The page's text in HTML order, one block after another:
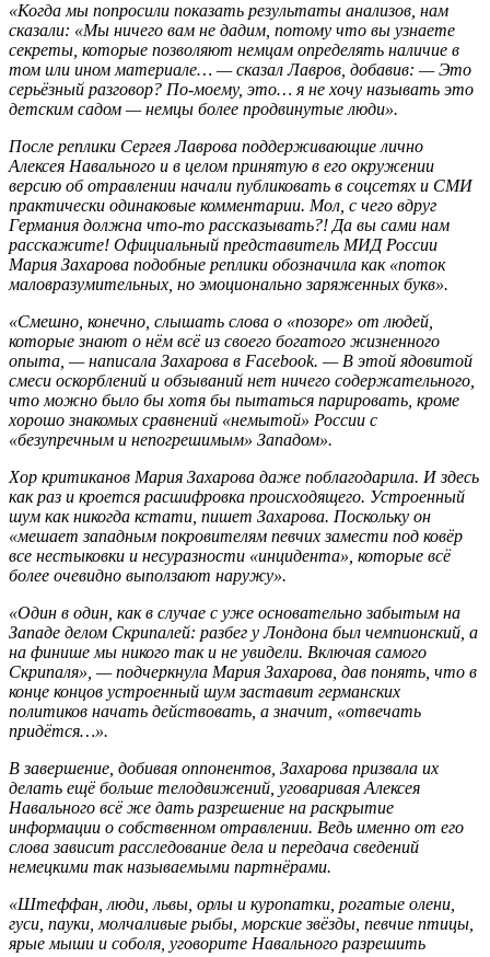
«Когда мы попросили показать результаты анализов, нам
сказали: «Мы ничего вам не дадим, потому что вы узнаете
секреты, которые позволяют немцам определять наличие в
том или ином материале… — сказал Лавров, добавив: — Это
серьёзный разговор? По-моему, это… я не хочу называть это
детским садом — немцы более продвинутые люди».
После реплики Сергея Лаврова поддерживающие лично
Алексея Навального и в целом принятую в его окружении
версию об отравлении начали публиковать в соцсетях и СМИ
практически одинаковые комментарии. Мол, с чего вдруг
Германия должна что-то рассказывать?! Да вы сами нам
расскажите! Официальный представитель МИД России
Мария Захарова подобные реплики обозначила как «поток
маловразумительных, но эмоционально заряженных букв».
«Смешно, конечно, слышать слова о «позоре» от людей,
которые знают о нём всё из своего богатого жизненного
опыта, — написала Захарова в Facebook. — В этой ядовитой
смеси оскорблений и обзываний нет ничего содержательного,
что можно было бы хотя бы пытаться парировать, кроме
хорошо знакомых сравнений «немытой» России с
«безупречным и непогрешимым» Западом».
Хор критиканов Мария Захарова даже поблагодарила. И здесь
как раз и кроется расшифровка происходящего. Устроенный
шум как никогда кстати, пишет Захарова. Поскольку он
«мешает западным покровителям певчих замести под ковёр
все нестыковки и несуразности «инцидента», которые всё
более очевидно выползают наружу».
«Один в один, как в случае с уже основательно забытым на
Западе делом Скрипалей: разбег у Лондона был чемпионский, а
на финише мы никого так и не увидели. Включая самого
Скрипаля», — подчеркнула Мария Захарова, дав понять, что в
конце концов устроенный шум заставит германских
политиков начать действовать, а значит, «отвечать
придётся…».
В завершение, добивая оппонентов, Захарова призвала их
делать ещё больше телодвижений, уговаривая Алексея
Навального всё же дать разрешение на раскрытие
информации о собственном отравлении. Ведь именно от его
слова зависит расследование дела и передача сведений
немецкими так называемыми партнёрами.
«Штеффан, люди, львы, орлы и куропатки, рогатые олени,
гуси, пауки, молчаливые рыбы, морские звёзды, певчие птицы,
ярые мыши и соболя, уговорите Навального разрешить